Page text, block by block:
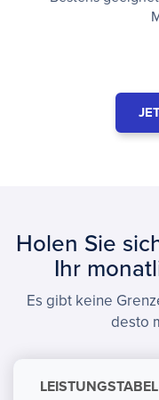
Holen Sie
Ihr
Es gibt keine
desto